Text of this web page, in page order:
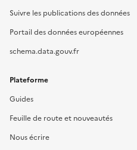
Suivre les publications des données
Portail des données européennes
schema.data.gouv.fr
Plateforme
Guides
Feuille de route et nouveautés
Nous écrire